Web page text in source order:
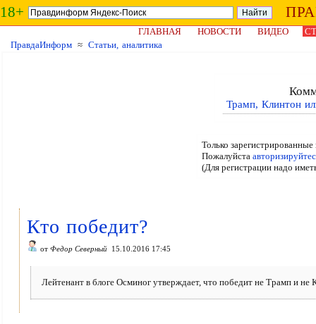
18+
ГЛАВНАЯ НОВОСТИ ВИДЕО
ПравдаИнформ ≈ Статьи, аналитика
Трамп, Клинтон
Только
Пожалуйста
(Для регистрации надо
Кто победит?
от Федор Северный 15.10.2016 17:45
Лейтенант в блоге Осминог утверждает, что победит не Трамп и не